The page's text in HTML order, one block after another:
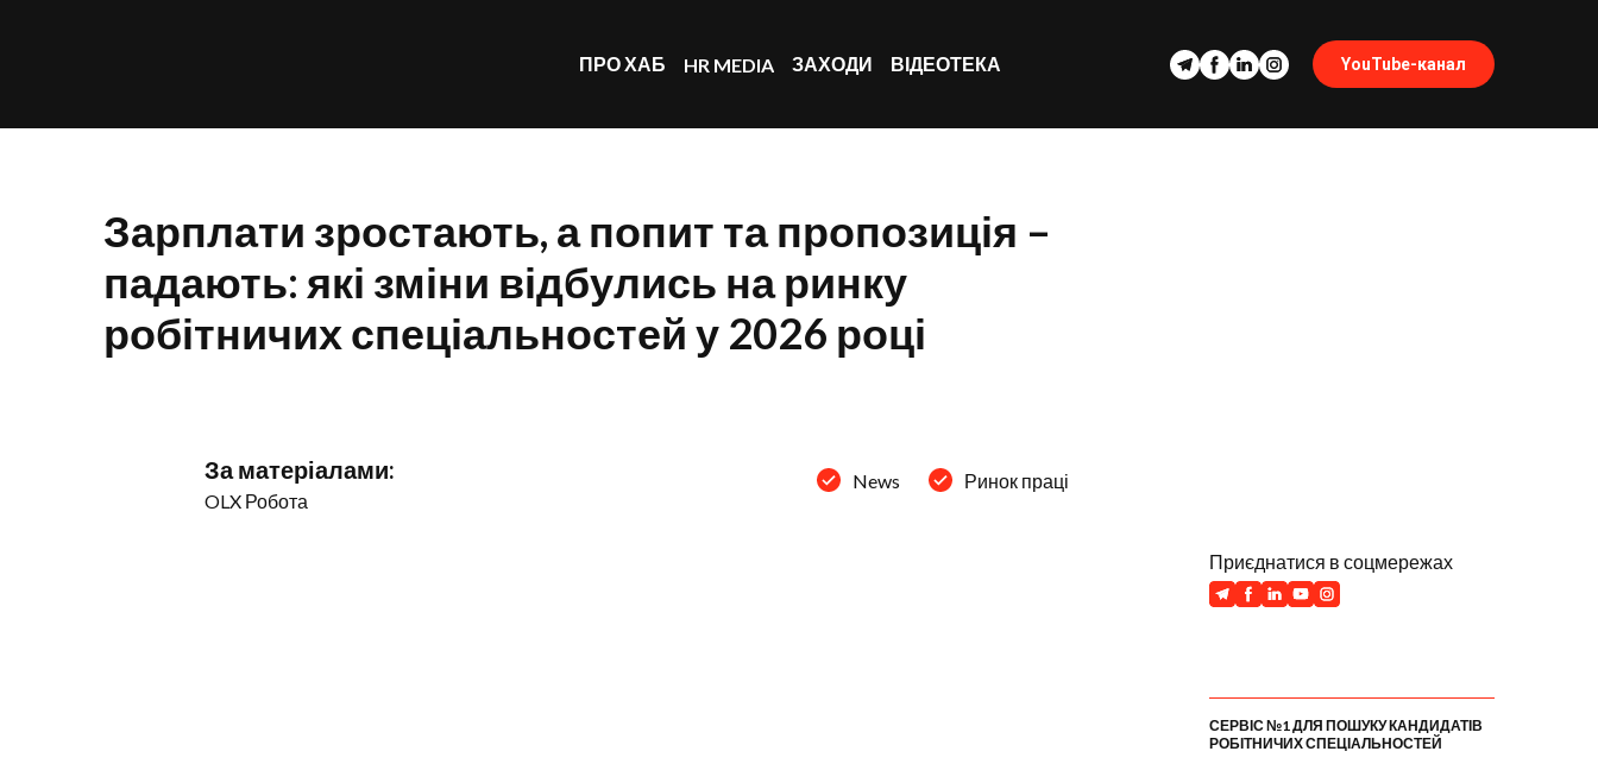
ПРО ХАБ HR MEDIA ЗАХОДИ ВІДЕОТЕКА YouTube-канал
Зарплати зростають, а попит та пропозиція –
падають: які зміни відбулись на ринку
робітничих спеціальностей у 2026 році
За матеріалами:
OLX Робота
News Ринок праці
Приєднатися в соцмережах
СЕРВІС №1 ДЛЯ ПОШУКУ КАНДИДАТІВ
РОБІТНИЧИХ СПЕЦІАЛЬНОСТЕЙ